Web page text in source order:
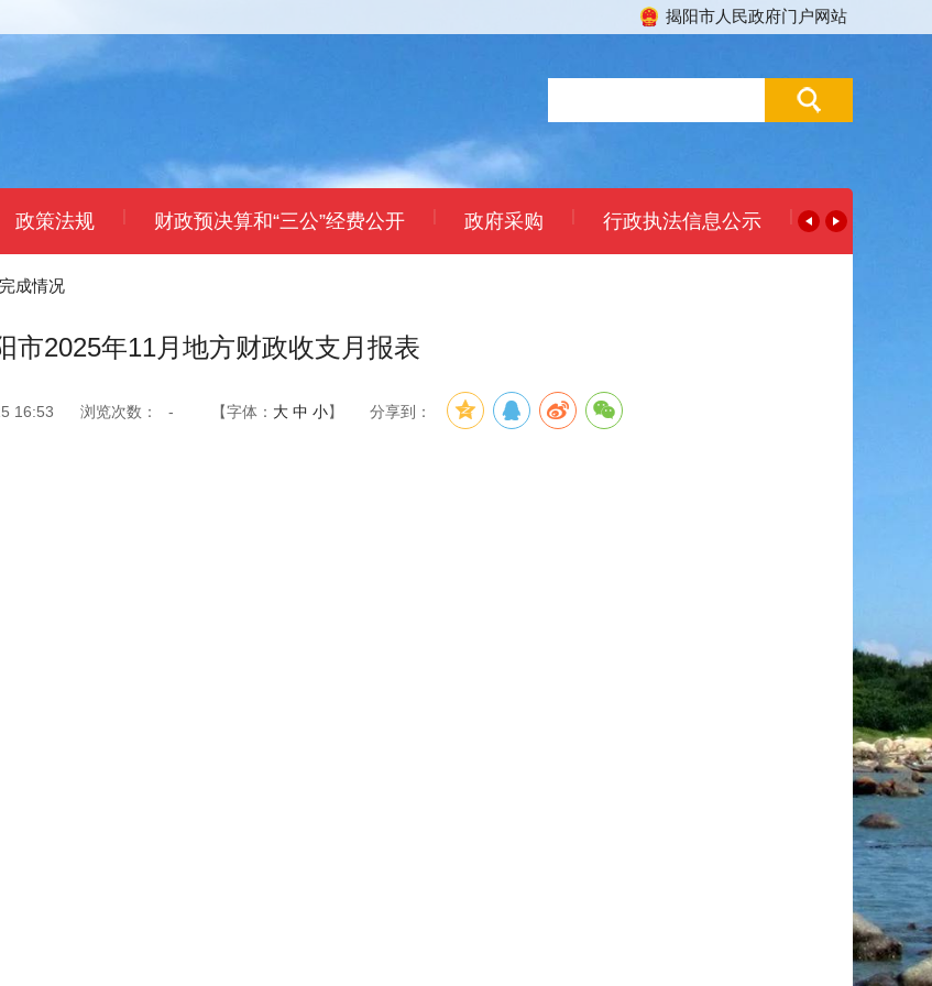
揭阳市人民政府门户网站
政策法规 | 财政预决算和“三公”经费公开 | 政府采购 | 行政执法信息公示 |
成情况
市2025年11月地方财政收支月报表
16:53 浏览次数： - 【字体： 大 中 小】 分享到：